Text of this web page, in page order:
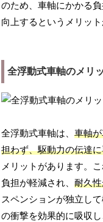
のため、車軸にかかる
向上するというメリット
全浮動式車軸のメリ
全浮動式車軸は、車軸
担わず、駆動力の伝達
メリットがあります。
負担が軽減され、耐久
スペンションが独立し
の衝撃を効果的に吸収